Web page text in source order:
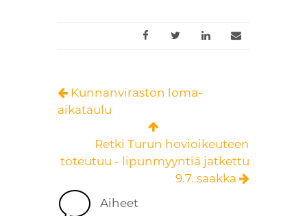
Kunnanviraston loma-
aikataulu
Retki Turun hovioikeuteen
toteutuu - lipunmyyntiä jatkettu
9.7. saakka
Aiheet